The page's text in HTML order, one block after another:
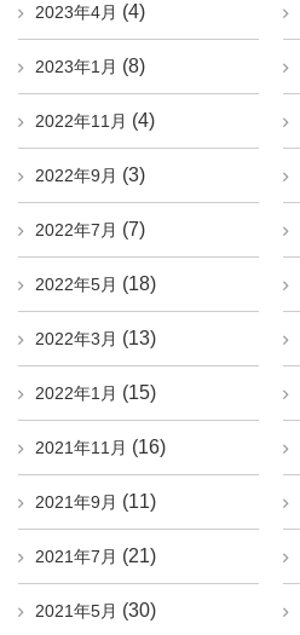
2023年4月 (4)
2023年1月 (8)
2022年11月 (4)
2022年9月 (3)
2022年7月 (7)
2022年5月 (18)
2022年3月 (13)
2022年1月 (15)
2021年11月 (16)
2021年9月 (11)
2021年7月 (21)
2021年5月 (30)